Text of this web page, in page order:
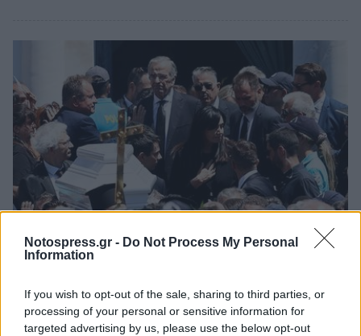
Notospress.gr - Do Not Process My Personal
Information
If you wish to opt-out of the sale, sharing to third parties, or
processing of your personal or sensitive information for
targeted advertising by us, please use the below opt-out
Ελλάδα
Σε κλίμα οδύνης το τελευταίο αντίο στη
Λένα Σαμαρά (photos-video)